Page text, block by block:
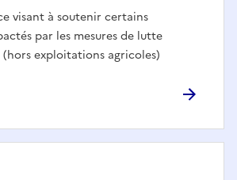
visant à soutenir certains
par les mesures de lutte
exploitations agricoles)